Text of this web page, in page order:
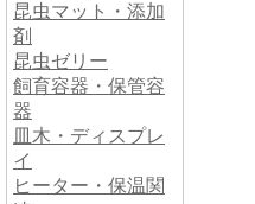
昆虫マット・添加
剤
昆虫ゼリー
飼育容器・保管容
器
皿木・ディスプレ
イ
ヒーター・保温関